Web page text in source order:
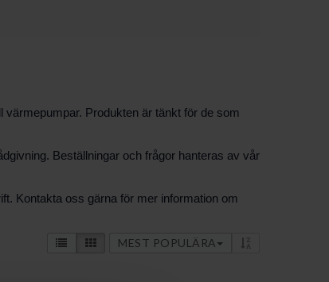
Produkten är tänkt för de som
Beställningar och frågor hanteras av vår
Kontakta oss gärna för mer information om
MEST POPULÄRA